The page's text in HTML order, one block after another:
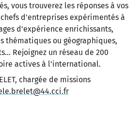
vous trouverez les réponses à vos
d'entreprises expérimentés à
d'expérience enrichissants,
thématiques ou géographiques,
Rejoignez un réseau de 200
actives à l'international.
chargée de missions